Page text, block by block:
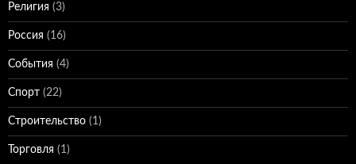
Религия (3)
Россия (16)
События (4)
Спорт (22)
Строительство (1)
Торговля (1)